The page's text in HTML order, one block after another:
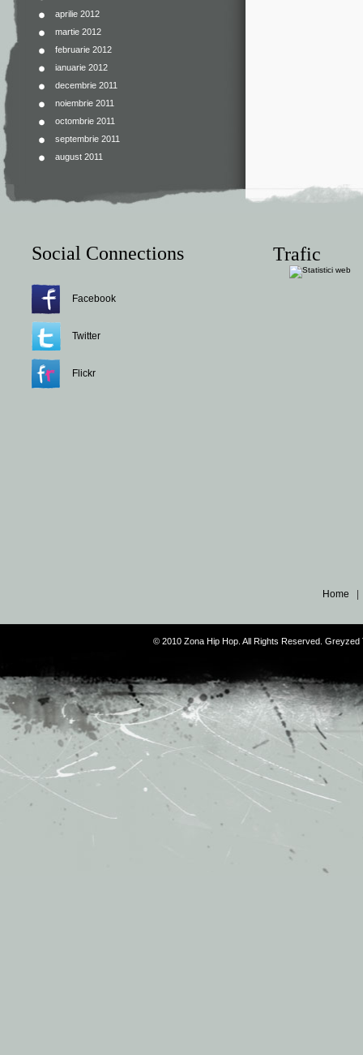
aprilie 2012
martie 2012
februarie 2012
ianuarie 2012
decembrie 2011
noiembrie 2011
octombrie 2011
septembrie 2011
august 2011
Social Connections
Facebook
Twitter
Flickr
Trafic
Home
© 2010 Zona Hip Hop. All Rights Reserved.